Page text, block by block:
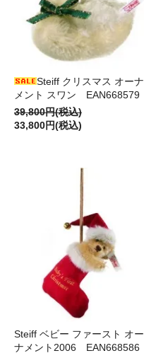
Steiff クリスマス オーナ
メント スワン EAN668579
39,800円(税込)
33,800円(税込)
Steiff ベビー ファースト オー
ナメント2006 EAN668586